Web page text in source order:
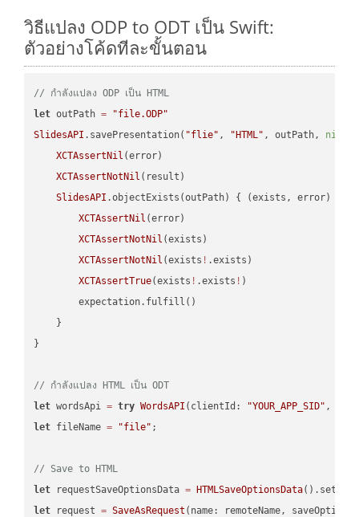
วิธีแปลง ODP to ODT เป็น Swift:
ตัวอย่างโค้ดทีละขั้นตอน
// กำลังแปลง ODP เป็น HTML
let outPath =
"file.ODP"
SlidesAPI .savePresentation( "flie" , "HTML" , outPath, nil
XCTAssertNil (error)
XCTAssertNotNil (result)
SlidesAPI .objectExists(outPath) { (exists, error) ->
XCTAssertNil (error)
XCTAssertNotNil (exists)
XCTAssertNotNil (exists ! .exists)
XCTAssertTrue(exists ! .exists ! )
        expectation.fulfill()
    }
}
// กำลังแปลง HTML เป็น ODT
let wordsApi = try WordsAPI (clientId: "YOUR_APP_SID" ,
let fileName = "file" ;
// Save to HTML
let requestSaveOptionsData = HTMLSaveOptionsData
let request = SaveAsRequest (name: remoteName,